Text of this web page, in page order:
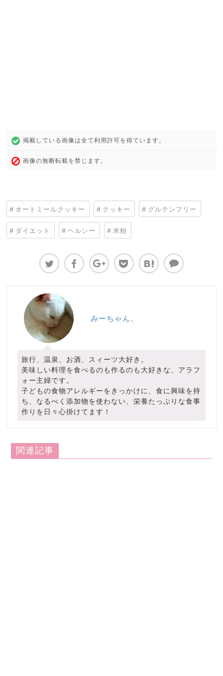
掲載している画像は全て利用許可を得ています。
画像の無断転載を禁じます。
オートミールクッキー クッキー グルテンフリー
ダイエット ヘルシー 米粉
みーちゃん。
旅行、温泉、お酒、スィーツ大好き。
美味しい料理を食べるのも作るのも大好きな、アラフ
ォー主婦です。
子どもの食物アレルギーをきっかけに、食に興味を持
ち、なるべく添加物を使わない、栄養たっぷりな食事
作りを日々心掛けてます！
関連記事